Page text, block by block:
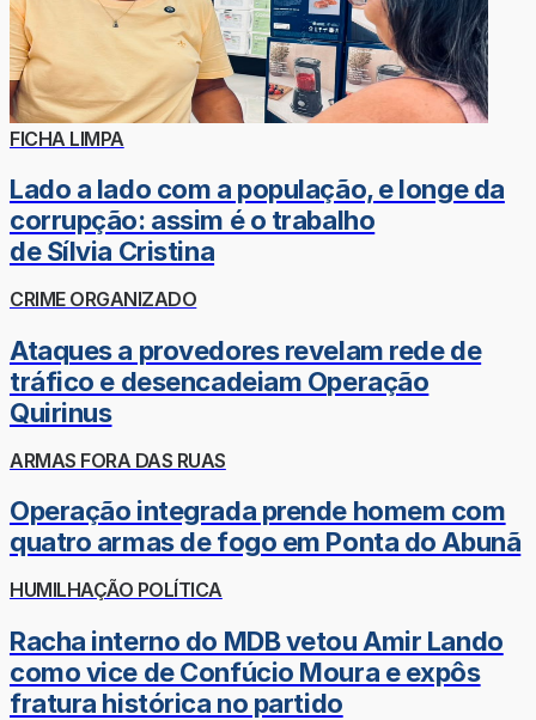
FICHA LIMPA
Lado a lado com a população, e longe da
corrupção: assim é o trabalho
de Sílvia Cristina
CRIME ORGANIZADO
Ataques a provedores revelam rede de
tráfico e desencadeiam Operação
Quirinus
ARMAS FORA DAS RUAS
Operação integrada prende homem com
quatro armas de fogo em Ponta do Abunã
HUMILHAÇÃO POLÍTICA
Racha interno do MDB vetou Amir Lando
como vice de Confúcio Moura e expôs
fratura histórica no partido